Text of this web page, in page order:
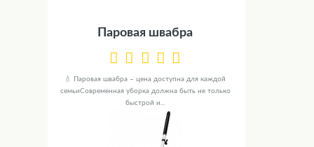
Паровая швабра
💧 Паровая швабра – цена доступна для каждой
семьиСовременная уборка должна быть не только
быстрой и...